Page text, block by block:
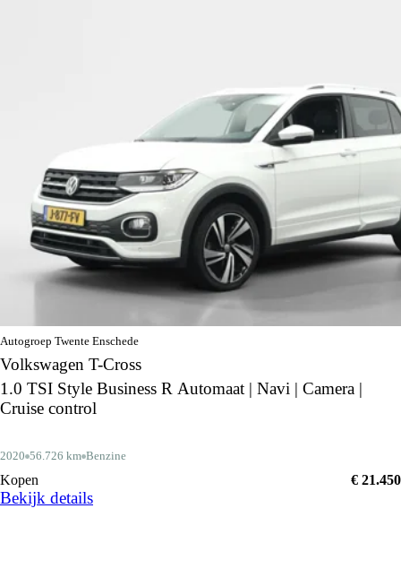
Autogroep Twente Enschede
Volkswagen T-Cross
1.0 TSI Style Business R Automaat | Navi | Camera |
Cruise control
2020 56.726 km Benzine
Kopen € 21.450
Bekijk details